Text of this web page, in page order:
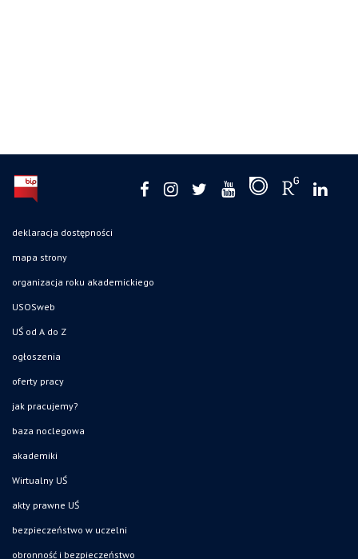
deklaracja dostępności
mapa strony
organizacja roku akademickiego
USOSweb
UŚ od A do Z
ogłoszenia
oferty pracy
jak pracujemy?
baza noclegowa
akademiki
Wirtualny UŚ
akty prawne UŚ
bezpieczeństwo w uczelni
obronność i bezpieczeństwo